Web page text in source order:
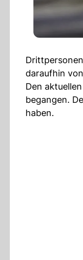
daraufhin
Den
begangen.
haben.